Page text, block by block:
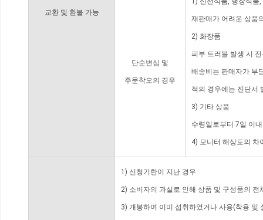
교환 및 환불 가능
단순변심 및
주문착오의 경우
재판매가 어려운 상품
2) 화장품
피부 트러블 발생 시
배송비는 판매자가 부
적의 경우에는 진단서
3) 기타 상품
수령일로부터 7일 이
4) 모니터 해상도의 차
1) 신청기한이 지난 경우
2) 소비자의 과실로 인해 상품 및 구성품의
3) 개봉하여 이미 섭취하였거나 사용(착용 및